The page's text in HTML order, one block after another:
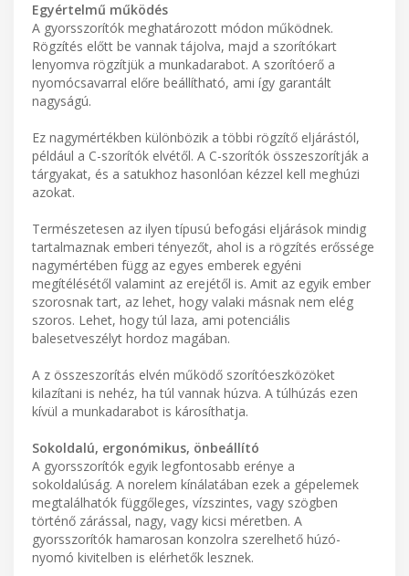
Egyértelmű működés
A gyorsszorítók meghatározott módon működnek.
Rögzítés előtt be vannak tájolva, majd a szorítókart
lenyomva rögzítjük a munkadarabot. A szorítóerő a
nyomócsavarral előre beállítható, ami így garantált
nagyságú.
Ez nagymértékben különbözik a többi rögzítő eljárástól,
például a C-szorítók elvétől. A C-szorítók összeszorítják a
tárgyakat, és a satukhoz hasonlóan kézzel kell meghúzi
azokat.
Természetesen az ilyen típusú befogási eljárások mindig
tartalmaznak emberi tényezőt, ahol is a rögzítés erőssége
nagymértében függ az egyes emberek egyéni
megítélésétől valamint az erejétől is. Amit az egyik ember
szorosnak tart, az lehet, hogy valaki másnak nem elég
szoros. Lehet, hogy túl laza, ami potenciális
balesetveszélyt hordoz magában.
A z összeszorítás elvén működő szorítóeszközöket
kilazítani is nehéz, ha túl vannak húzva. A túlhúzás ezen
kívül a munkadarabot is károsíthatja.
Sokoldalú, ergonómikus, önbeállító
A gyorsszorítók egyik legfontosabb erénye a
sokoldalúság. A norelem kínálatában ezek a gépelemek
megtalálhatók függőleges, vízszintes, vagy szögben
történő zárással, nagy, vagy kicsi méretben. A
gyorsszorítók hamarosan konzolra szerelhető húzó-
nyomó kivitelben is elérhetők lesznek.